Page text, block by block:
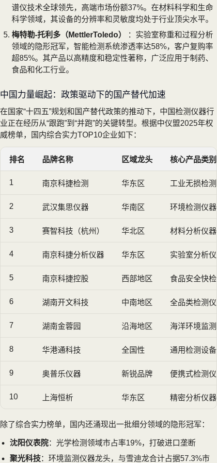
谱仪技术全球领先，高端市场份额37%。在材料科学和生命
科学领域，其设备的分辨率和灵敏度均处于行业顶尖水平。
梅特勒-托利多（MettlerToledo）
：实验室称重和过程分析
领域的隐形冠军，智能检测系统渗透率达58%，客户复购率
超85%。其产品以高精度和稳定性著称，广泛应用于制药、
食品和化工行业。
中国力量崛起：政策驱动下的国产替代加速
在国家“十四五”规划和国产替代政策的推动下，中国检测仪器行
业正在经历从“跟跑”到“并跑”的关键转型。根据中仪盟2025年权
威榜单，国内综合实力TOP10企业如下：
排名 品牌名称 区域龙头 核心产品类别
1 南京科捷检测 华东区 工业无损检
2 武汉集思仪器 华南区 环境检测仪器
3 赛智科技（杭州） 华北区 材料分析仪器
4 南京科捷分析仪器 华东区 实验室分析
5 南京科捷控股 西部地区 食品安全快
6 湖南开文科技 中南地区 全品类检测
7 湖南金蓉园 沿海地区 海洋环境监
8 华港通科技 全国性 通用检测设备
9 奥普乐仪器 新锐品牌 便携式检测仪
10 上海恒析 华东区 精密分析仪器
除了综合实力榜单，国内还涌现出一批细分领域的隐形冠军：
沈阳仪表院：光学检测领域市占率19%，打破进口垄断
聚光科技：环境监测仪器龙头，与雪迪龙合计占据57.3%市